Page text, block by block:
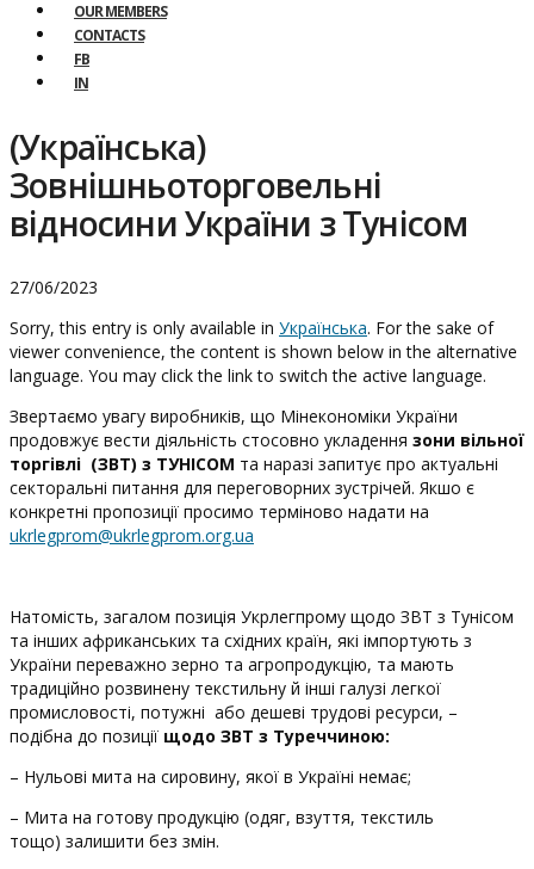
OUR MEMBERS
CONTACTS
FB
IN
(Українська)
Зовнішньоторговельні
відносини України з Тунісом
27/06/2023
Sorry, this entry is only available in Українська. For the sake of
viewer convenience, the content is shown below in the alternative
language. You may click the link to switch the active language.
Звертаємо увагу виробників, що Мінекономіки України
продовжує вести діяльність стосовно укладення зони вільної
торгівлі (ЗВТ) з ТУНІСОМ та наразі запитує про актуальні
секторальні питання для переговорних зустрічей. Якшо є
конкретні пропозиції просимо терміново надати на
ukrlegprom@ukrlegprom.org.ua
Натомість, загалом позиція Укрлегпрому щодо ЗВТ з Тунісом
та інших африканських та східних країн, які імпортують з
України переважно зерно та агропродукцію, та мають
традиційно розвинену текстильну й інші галузі легкої
промисловості, потужні або дешеві трудові ресурси, –
подібна до позиції щодо ЗВТ з Туреччиною:
– Нульові мита на сировину, якої в Україні немає;
– Мита на готову продукцію (одяг, взуття, текстиль
тощо) залишити без змін.